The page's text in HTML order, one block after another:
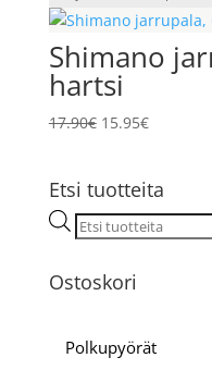
Shimano
hartsi
17.90€ Alkuperäinen
17.90€.
15.95€Nykyinen
15.95€.
Etsi tuotteita
Products
search
Ostoskori
Polkupyörät